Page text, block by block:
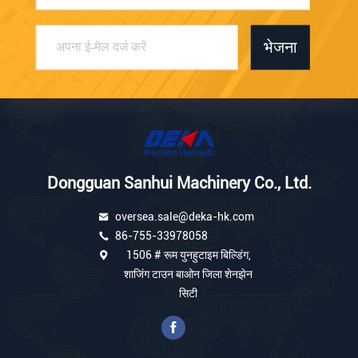
भेजना
Dongguan Sanhui Machinery Co., Ltd.
oversea.sale@deka-hk.com
86-755-33978058
1506 # रूम युनहुटाइम बिल्डिंग,
शाजिंग टाउन बाओन जिला शेनझेन
सिटी